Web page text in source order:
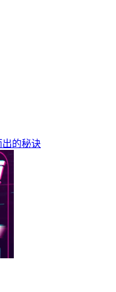
的秘诀